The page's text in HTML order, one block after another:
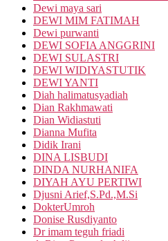
Dewi maya sari
DEWI MIM FATIMAH
Dewi purwanti
DEWI SOFIA ANGGRINI
DEWI SULASTRI
DEWI WIDIYASTUTIK
DEWI YANTI
Diah halimatusyadiah
Dian Rakhmawati
Dian Widiastuti
Dianna Mufita
Didik Irani
DINA LISBUDI
DINDA NURHANIFA
DIYAH AYU PERTIWI
Djusni Arief,S.Pd.,M.Si
DokterUmroh
Donise Rusdiyanto
Dr imam teguh friadi